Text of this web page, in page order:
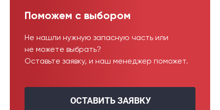
Поможем с выбором
Не нашли нужную запасную часть или
не можете выбрать?
Оставьте заявку, и наш менеджер поможет.
ОСТАВИТЬ ЗАЯВКУ